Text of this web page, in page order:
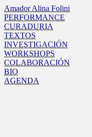
Amador Alina Folini
PERFORMANCE
CURADURIA
TEXTOS
INVESTIGACIÓN
WORKSHOPS
COLABORACIÓN
BIO
AGENDA